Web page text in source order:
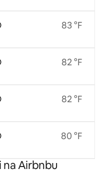
83 °F
82 °F
82 °F
80 °F
na Airbnbu